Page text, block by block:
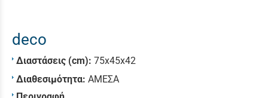
deco
Διαστάσεις (cm): 75x45x42
Διαθεσιμότητα: ΑΜΕΣΑ